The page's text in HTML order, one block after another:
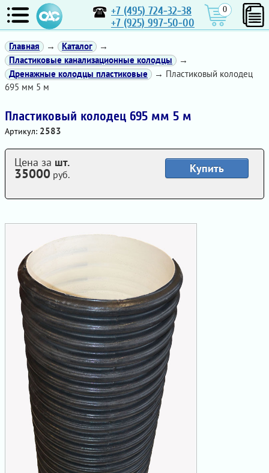
+7 (495) 724-32-38
+7 (925) 997-50-00
0
Главная → Каталог
→
Пластиковые канализационные колодцы
→
Дренажные колодцы пластиковые
→ Пластиковый колодец
695 мм 5 м
Пластиковый колодец 695 мм 5 м
Артикул: 2583
Купить
Цена за шт.
35000 руб.